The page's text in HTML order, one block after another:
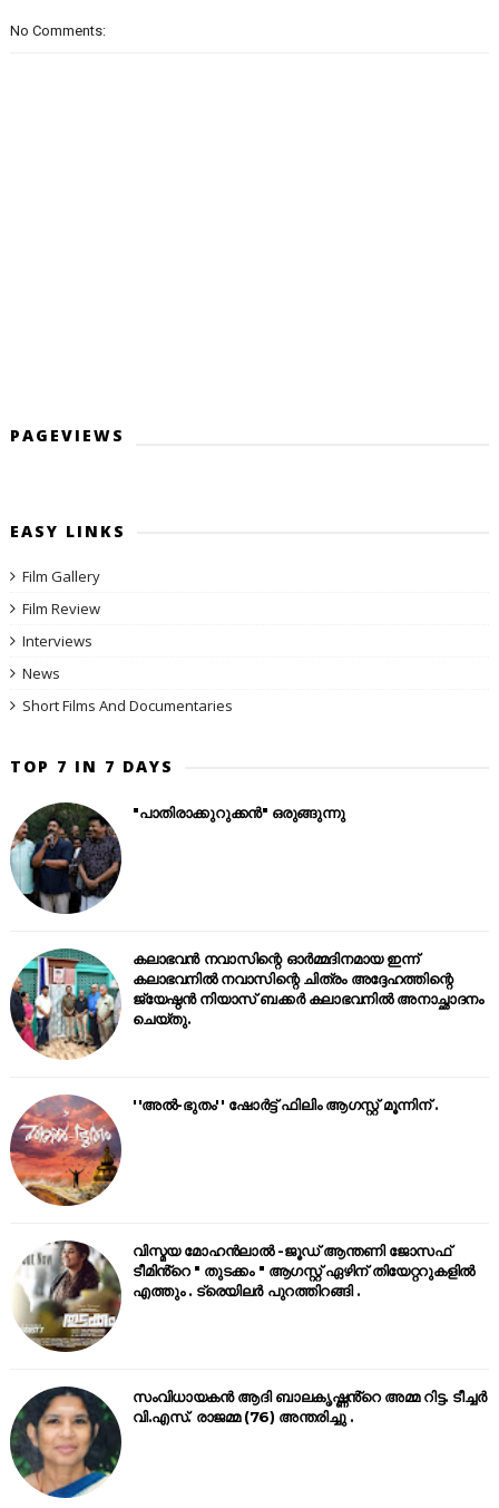
No Comments:
PAGEVIEWS
EASY LINKS
Film Gallery
Film Review
Interviews
News
Short Films And Documentaries
TOP 7 IN 7 DAYS
"പാതിരാക്കുറുക്കൻ" ഒരുങ്ങുന്നു
കലാഭവൻ നവാസിന്റെ ഓർമ്മദിനമായ ഇന്ന്
കലാഭവനിൽ നവാസിന്റെ ചിത്രം അദ്ദേഹത്തിന്റെ
ജ്യേഷ്ഠൻ നിയാസ് ബക്കർ കലാഭവനിൽ അനാച്ഛാദനം
ചെയ്തു.
''അൽ-ഭുതം'' ഷോർട്ട് ഫിലിം ആഗസ്റ്റ് മൂന്നിന് .
വിസ്മയ മോഹൻലാൽ -ജൂഡ് ആന്തണി ജോസഫ്
ടീമിൻ്റെ " തുടക്കം " ആഗസ്റ്റ് ഏഴിന് തിയേറ്ററുകളിൽ
എത്തും . ട്രെയിലർ പുറത്തിറങ്ങി .
സംവിധായകൻ ആദി ബാലകൃഷ്ണൻ്റെ അമ്മ റിട്ട. ടീച്ചർ
വി.എസ്. രാജമ്മ (76) അന്തരിച്ചു .